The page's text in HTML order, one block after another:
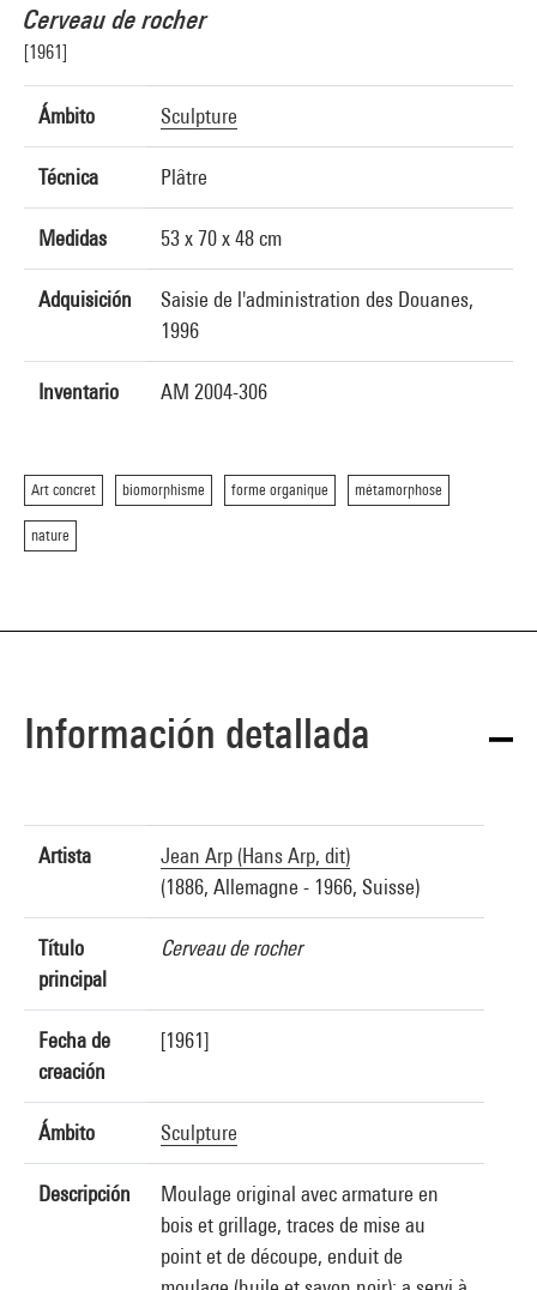
Cerveau de rocher
[1961]
Ámbito Sculpture
Técnica Plâtre
Medidas 53 x 70 x 48 cm
Adquisición
Saisie de l'administration des Douanes,
1996
Inventario AM 2004-306
Art concret biomorphisme forme organique métamorphose
nature
Información detallada
Artista
Jean Arp (Hans Arp, dit)
(1886, Allemagne - 1966, Suisse)
Título
principal
Cerveau de rocher
Fecha de
creación
[1961]
Ámbito Sculpture
Descripción
Moulage original avec armature en
bois et grillage, traces de mise au
point et de découpe, enduit de